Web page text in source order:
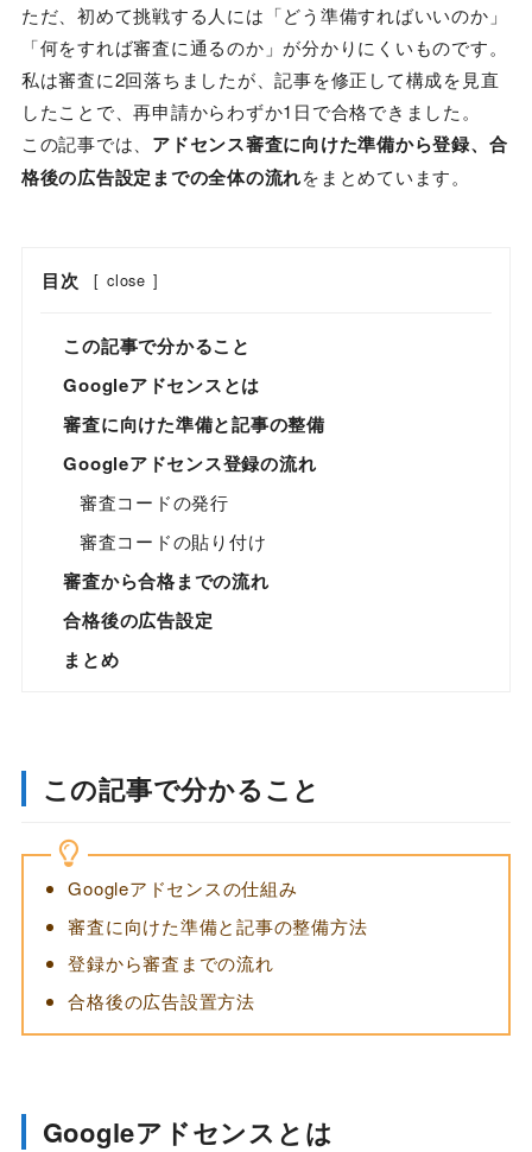
ただ、初めて挑戦する人には「どう準備すればいいのか」
「何をすれば審査に通るのか」が分かりにくいものです。
私は審査に2回落ちましたが、記事を修正して構成を見直
したことで、再申請からわずか1日で合格できました。
この記事では、 アドセンス審査に向けた準備から登録、合
格後の広告設定までの全体の流れをまとめています。
目次 [ close ]
この記事で分かること
Googleアドセンスとは
審査に向けた準備と記事の整備
Googleアドセンス登録の流れ
審査コードの発行
審査コードの貼り付け
審査から合格までの流れ
合格後の広告設定
まとめ
この記事で分かること
Googleアドセンスの仕組み
審査に向けた準備と記事の整備方法
登録から審査までの流れ
合格後の広告設置方法
Googleアドセンスとは